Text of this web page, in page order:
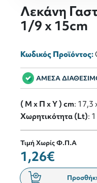
Λεκάνη
1/9 x 15cm
Κωδικός Προϊόντος:
ΑΜΕΣΑ
( M x Π x Y ) cm: 17,3
Χωρητικότητα (Lt): 1
Τιμή Χωρίς Φ.Π.Α
1,26€